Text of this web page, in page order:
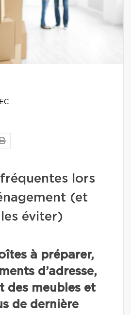
fréquentes lors
(et
éviter)
à préparer,
d’adresse,
des meubles et
de dernière